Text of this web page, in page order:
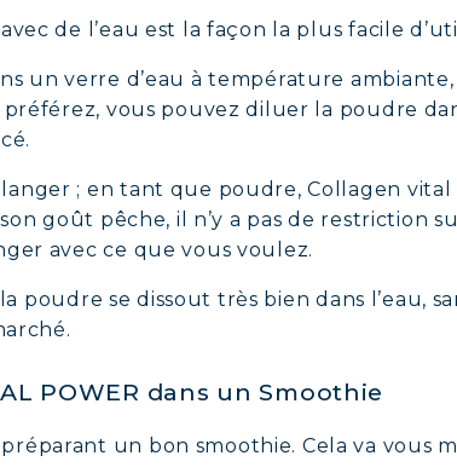
de l’eau est la façon la plus facile
un verre d’eau à température ambiante,
vous pouvez diluer la poudre
; en tant que poudre, Collagen
goût pêche, il n’y a pas de restriction
avec ce que vous voulez.
poudre se dissout très bien dans l’eau,
POWER dans un Smoothie
un bon smoothie. Cela va vous